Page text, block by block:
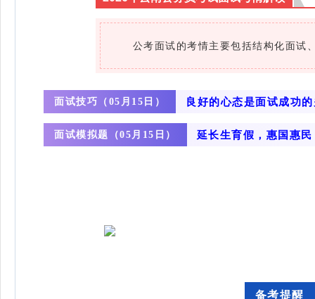
公考面试的考情主要包括结构化面试、
面试技巧（ 05月15日） 良好的心态是面试成功
面试模拟题（05月15日） 延长生育假，惠国惠民
备考提醒